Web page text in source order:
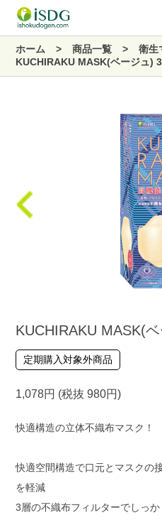
ホーム 商品一覧
衛生
KUCHIRAKU MASK(ベージュ)
KUCHIRAKU MASK(
定期購入対象外商品
1,078円 (税抜 980円)
快適構造の立体不織布マスク！
快適空間構造で口元とマスクの
を軽減
3層の不織布フィルターでしっか